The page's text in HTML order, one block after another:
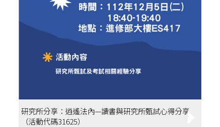
研究所分享：逍遙法內—讀書與研究所甄試心得分享
（活動代碼31625）